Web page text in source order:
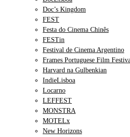
Doc’s Kingdom
FEST
Festa do Cinema Chinês
FESTin
Festival de Cinema Argentino
Frames Portuguese Film
Harvard na Gulbenkian
IndieLisboa
Locarno
LEFFEST
MONSTRA
MOTELx
New Horizons